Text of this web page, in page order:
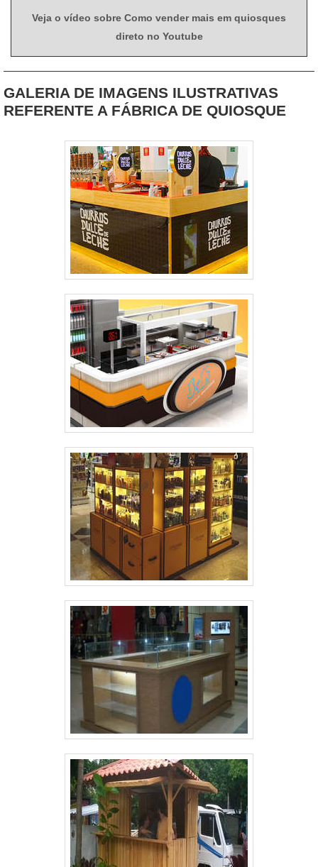
Veja o vídeo sobre Como vender mais em quiosques
direto no Youtube
GALERIA DE IMAGENS ILUSTRATIVAS
REFERENTE A FÁBRICA DE QUIOSQUE